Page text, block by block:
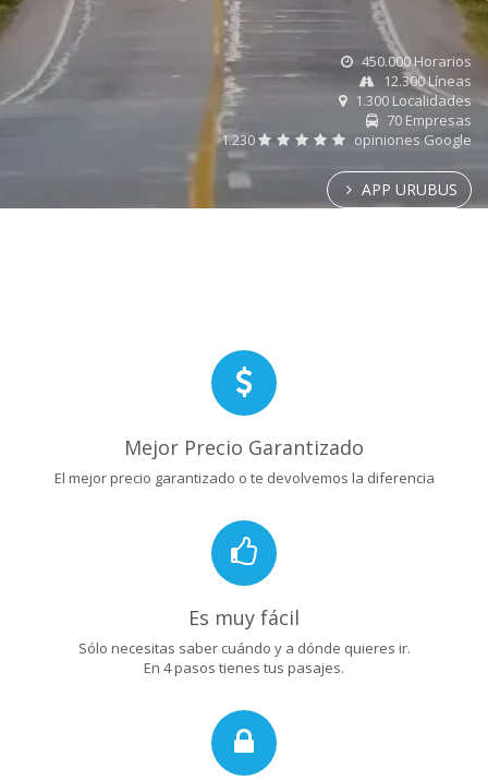
450.000 Horarios
12.300 Líneas
1.300 Localidades
70 Empresas
1.230
opiniones Google
APP URUBUS
Mejor Precio Garantizado
El mejor precio garantizado o te devolvemos la diferencia
Es muy fácil
Sólo necesitas saber cuándo y a dónde quieres ir.
En 4 pasos tienes tus pasajes.